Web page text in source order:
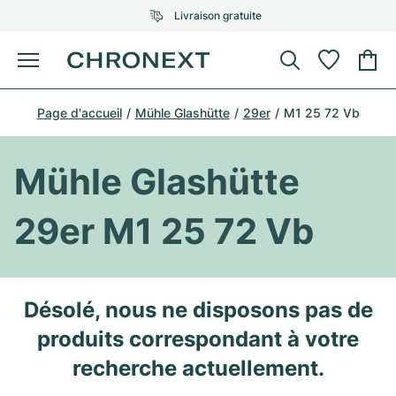
Livraison gratuite
Menu
Acheter une montre
UNE SÉLECTION D'EXCEPTION
Modèles les plus vendus
Omega
Tous les modèles Omega
Modèles les plus vendus
Patek Philippe
Tous les modèles Patek Philippe
Cartier
Montres d'occasion
Vendre une montre
UNE SÉLECTION D'EXCEPTION
Tiffany
Louis Vuitton
Van Cleef & Arpels
Nouveautés
Page d'accueil Mühle Glashütte 29er M1 25 72 Vb
Mühle Glashütte
29er M1 25 72 Vb
Désolé, nous ne disposons pas de
produits correspondant à votre
recherche actuellement.